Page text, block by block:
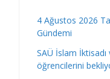
4 Ağustos 2026
Gündemi
SAÜ İslam
öğrencilerini